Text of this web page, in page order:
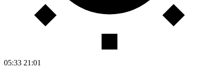
05:33 21:01